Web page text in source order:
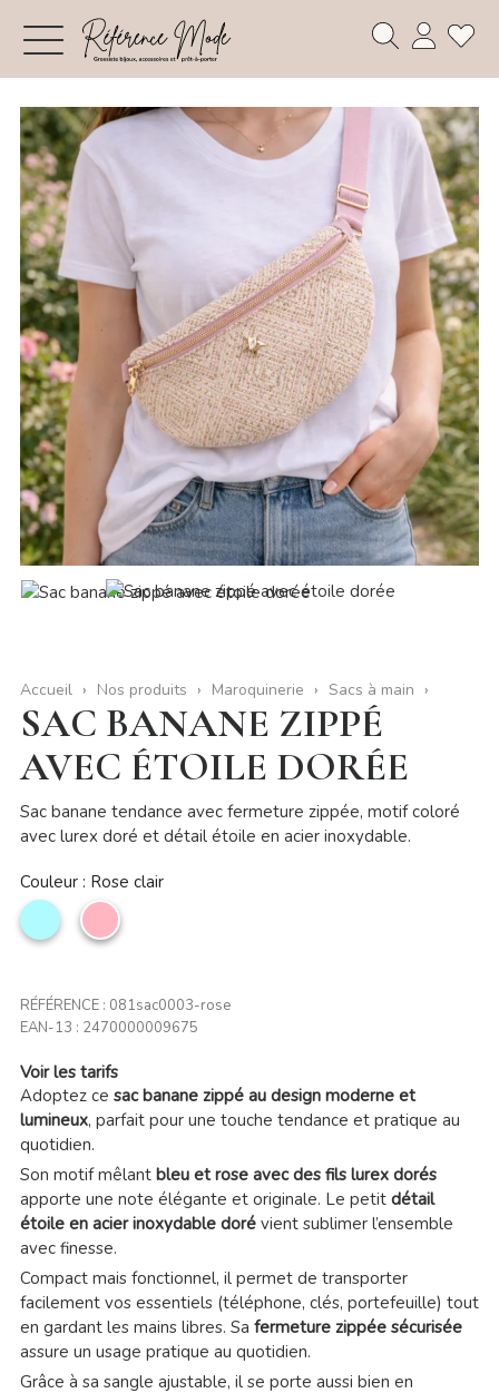
Accueil Nos produits Maroquinerie Sacs à main
SAC BANANE ZIPPÉ
AVEC ÉTOILE DORÉE
Sac banane tendance avec fermeture zippée, motif coloré
avec lurex doré et détail étoile en acier inoxydable.
Couleur : Rose clair
Bleu
ciel
Rose
clair
RÉFÉRENCE : 081sac0003-rose
EAN-13 : 2470000009675
Voir les tarifs
Adoptez ce sac banane zippé au design moderne et
lumineux, parfait pour une touche tendance et pratique au
quotidien.
Son motif mêlant bleu et rose avec des fils lurex dorés
apporte une note élégante et originale. Le petit détail
étoile en acier inoxydable dorévient sublimer l’ensemble
avec finesse.
Compact mais fonctionnel, il permet de transporter
facilement vos essentiels (téléphone, clés, portefeuille) tout
en gardant les mains libres. Sa fermeture zippée sécurisée
assure un usage pratique au quotidien.
Grâce à sa sangle ajustable, il se porte aussi bien en